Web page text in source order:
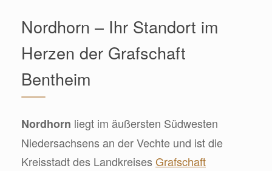
Nordhorn – Ihr Standort im
Herzen der Grafschaft
Bentheim
Nordhorn liegt im äußersten Südwesten
Niedersachsens an der Vechte und ist die
Kreisstadt des LandkreisesGrafschaft